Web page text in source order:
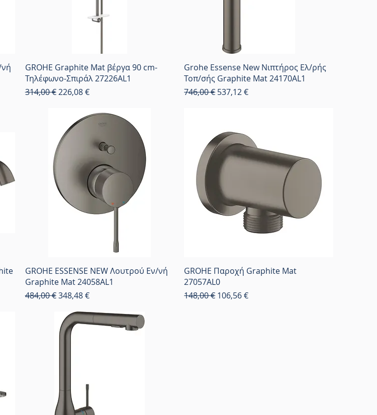
νή
GROHE Graphite Mat βέργα 90 cm-
Τηλέφωνο-Σπιράλ 27226AL1
Κανονική τιμή
314,00 € Τιμή Έκπτωσης
226,08 €
Grohe Essense New Νιπτήρος Ελ/ρής
Τοπ/σής Graphite Mat 24170AL1
Κανονική τιμή
746,00 € Τιμή Έκπτωσης
537,12 €
GROHE ESSENSE NEW Λουτρού Εν/νή
Graphite Mat 24058AL1
Κανονική τιμή
484,00 €Τιμή Έκπτωσης
348,48 €
GROHE Παροχή Graphite Mat
27057AL0
Κανονική τιμή
148,00 € Τιμή Έκπτωσης
106,56 €